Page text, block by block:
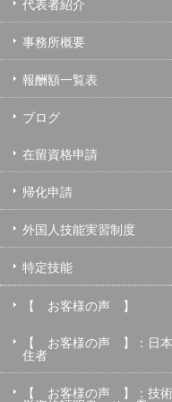
代表者紹介
事務所概要
報酬額一覧表
ブログ
在留資格申請
帰化申請
外国人技能実習制度
特定技能
【 お客様の声 】
【 お客様の声 】：日本
住者
【 お客様の声 】：技術